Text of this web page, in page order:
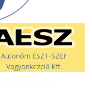
Autonóm ÉSZT-SZEF
Vagyonkezelő Kft.